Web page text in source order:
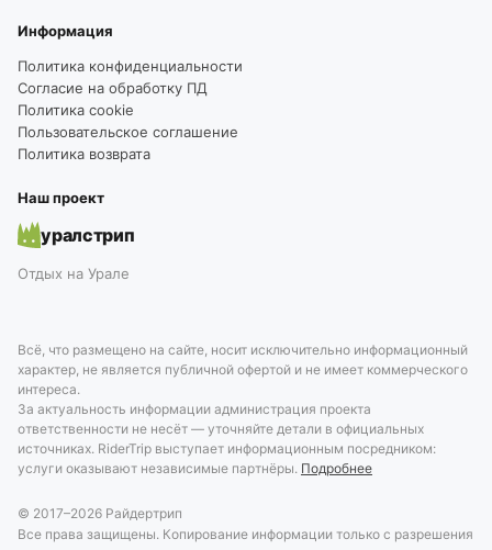
Информация
Политика конфиденциальности
Согласие на обработку ПД
Политика cookie
Пользовательское соглашение
Политика возврата
Наш проект
уралстрип
Отдых на Урале
Всё, что размещено на сайте, носит исключительно информационный
характер, не является публичной офертой и не имеет коммерческого
интереса.
За актуальность информации администрация проекта
ответственности не несёт — уточняйте детали в официальных
источниках. RiderTrip выступает информационным посредником:
услуги оказывают независимые партнёры. Подробнее
© 2017–2026 Райдертрип
Все права защищены. Копирование информации только с разрешения